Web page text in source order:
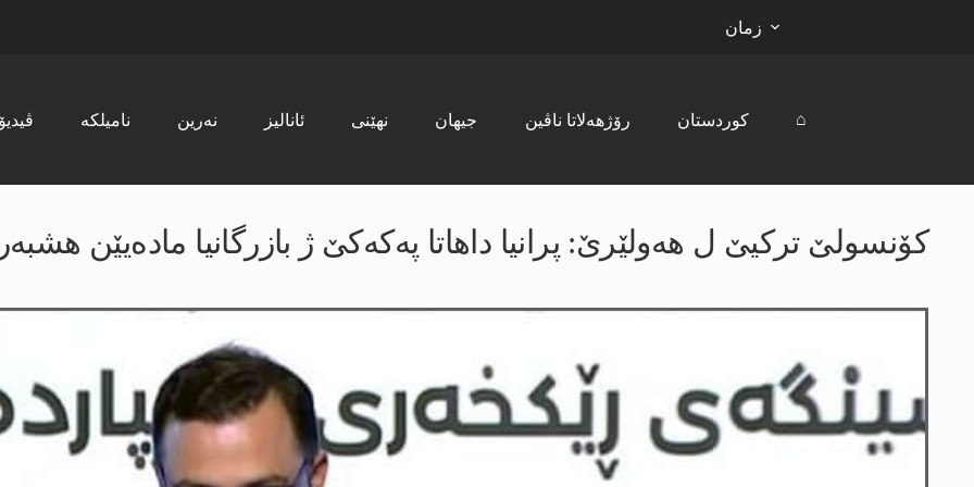
زمان
ڤیدیۆ نامیلکە نەرین ئانالیز نھێنی جیھان رۆژھەلاتا ناڤین کوردستان ⌂
کۆنسولێ ترکیێ ل هەولێرێ: پرانیا داهاتا په‌كه‌كێ ژ بازرگانیا مادەیێن